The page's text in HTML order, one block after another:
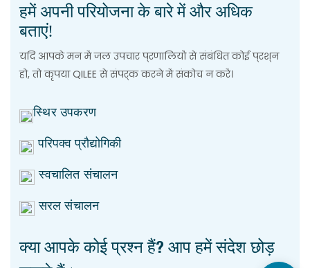
हमें अपनी परियोजना के बारे में और अधिक
बताएं!
यदि आपके मन में जल उपचार प्रणालियों से संबंधित कोई प्रश्न
हो, तो कृपया QILEE से संपर्क करने में संकोच न करें।
स्थिर उपकरण
परिपक्व प्रौद्योगिकी
स्वचालित संचालन
सरल संचालन
क्या आपके कोई प्रश्न हैं? आप हमें संदेश छोड़